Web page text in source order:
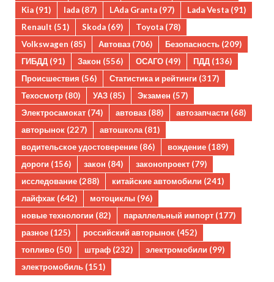
Kia (91) lada (87) LAda Granta (97) Lada Vesta (91)
Renault (51) Skoda (69) Toyota (78)
Volkswagen (85) Автоваз (706) Безопасность (209)
ГИБДД (91) Закон (556) ОСАГО (49) ПДД (136)
Происшествия (56) Статистика и рейтинги (317)
Техосмотр (80) УАЗ (85) Экзамен (57)
Электросамокат (74) автоваз (88) автозапчасти (68)
авторынок (227) автошкола (81)
водительское удостоверение (86) вождение (189)
дороги (156) закон (84) законопроект (79)
исследование (288) китайские автомобили (241)
лайфхак (642) мотоциклы (96)
новые технологии (82) параллельный импорт (177)
разное (125) российский авторынок (452)
топливо (50) штраф (232) электромобили (99)
электромобиль (151)